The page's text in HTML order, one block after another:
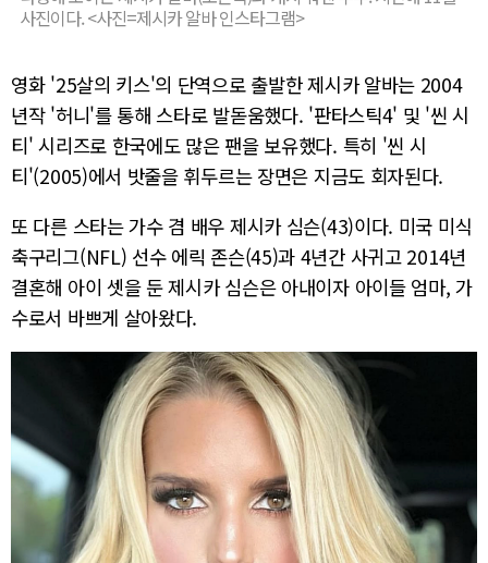
사진이다. <사진=제시카 알바 인스타그램>
영화 '25살의 키스'의 단역으로 출발한 제시카 알바는 2004
년작 '허니'를 통해 스타로 발돋움했다. '판타스틱4' 및 '씬 시
티' 시리즈로 한국에도 많은 팬을 보유했다. 특히 '씬 시
티'(2005)에서 밧줄을 휘두르는 장면은 지금도 회자된다.
또 다른 스타는 가수 겸 배우 제시카 심슨(43)이다. 미국 미식
축구리그(NFL) 선수 에릭 존슨(45)과 4년간 사귀고 2014년
결혼해 아이 셋을 둔 제시카 심슨은 아내이자 아이들 엄마, 가
수로서 바쁘게 살아왔다.